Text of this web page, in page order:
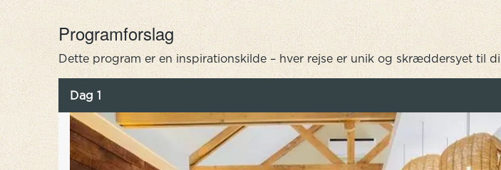
Programforslag
Dette program er en inspirationskilde – hver rejse er unik og skræddersyet til
Dag 1